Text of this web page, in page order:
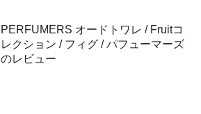
PERFUMERS オードトワレ / Fruitコ
レクション / フィグ / パフューマーズ
のレビュー